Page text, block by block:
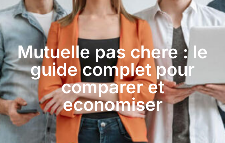
Mutuelle pas chere : le
guide complet pour
comparer et
economiser